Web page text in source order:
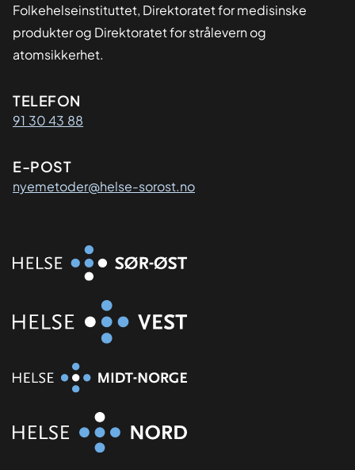
Folkehelseinstituttet, Direktoratet for medisinske
produkter og Direktoratet for strålevern og
atomsikkerhet.
Kontaktinformasjon
TELEFON
91 30 43 88
E-POST
nyemetoder@helse-sorost.no
Organisasjon